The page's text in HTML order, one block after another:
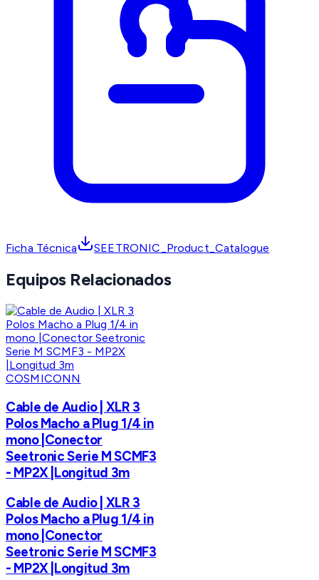
Ficha Técnica SEETRONIC_Product_Catalogue
Equipos Relacionados
COSMICONN
Cable de Audio | XLR 3
Polos Macho a Plug 1/4 in
mono |Conector
Seetronic Serie M SCMF3
- MP2X |Longitud 3m
Cable de Audio | XLR 3
Polos Macho a Plug 1/4 in
mono |Conector
Seetronic Serie M SCMF3
- MP2X |Longitud 3m